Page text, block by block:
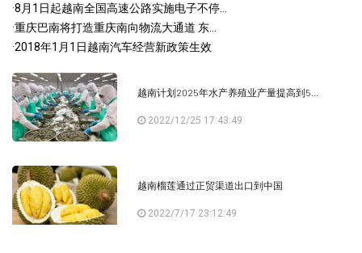
·8月1日起越南全国高速公路实施电子不停...
·重庆巴南将打造重庆南向物流大通道 东...
·2018年1月1日越南汽车经营新政策生效
越南计划2025年水产养殖业产量提高到5...
2022/12/25 17:43:49
越南榴莲通过正贸渠道出口到中国
2022/7/17 23:12:49